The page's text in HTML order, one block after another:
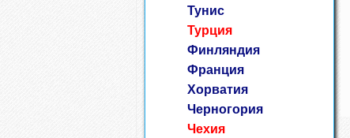
Тунис
Турция
Финляндия
Франция
Хорватия
Черногория
Чехия